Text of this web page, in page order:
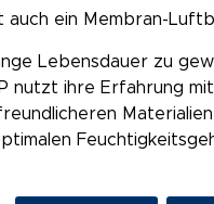
auch ein Membran-
Lebensdauer zu
nutzt ihre Erfahrung